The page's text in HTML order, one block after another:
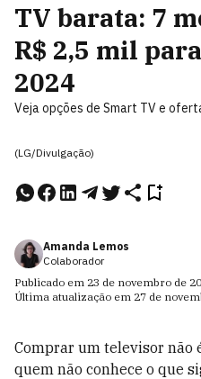
TV barata: 7
R$ 2,5 mil
2024
Veja opções de Smart TV e
(LG/Divulgação)
Amanda Lemos
Colaborador
Publicado em 23 de novembro de
Última atualização em 27 de
Comprar um televisor não
quem não conhece o que